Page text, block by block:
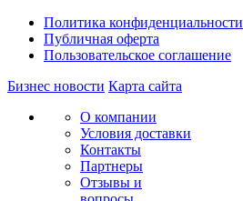
Политика конфиденциальности
Публичная оферта
Пользовательское соглашение
Бизнес новости Карта сайта
О компании
Условия доставки
Контакты
Партнеры
Отзывы и